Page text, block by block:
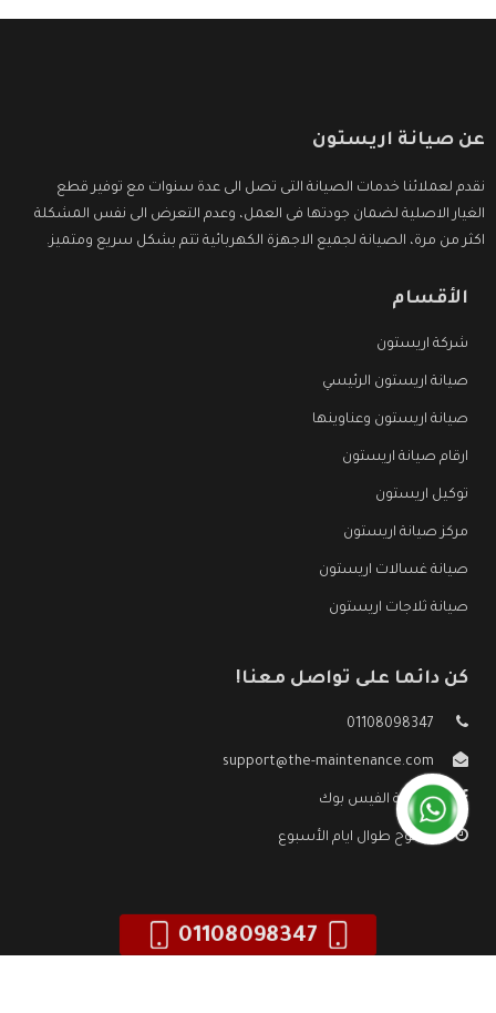
عن صيانة اريستون
نقدم لعملائنا خدمات الصيانة التى تصل الى عدة سنوات مع توفير قطع
الغيار الاصلية لضمان جودتها فى العمل، وعدم التعرض الى نفس المشكلة
اكثر من مرة، الصيانة لجميع الاجهزة الكهربائية تتم بشكل سريع ومتميز.
الأقسام
شركة اريستون
صيانة اريستون الرئيسي
صيانة اريستون وعناوينها
ارقام صيانة اريستون
توكيل اريستون
مركز صيانة اريستون
صيانة غسالات اريستون
صيانة ثلاجات اريستون
كن دائما على تواصل معنا!
01108098347
support@the-maintenance.com
صفحة الفيس بوك
مفتوح طوال ايام الأسبوع
01108098347